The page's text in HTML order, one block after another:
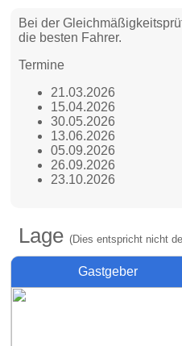
Bei der
die besten Fahrer.
Termine
21.03.2026
15.04.2026
30.05.2026
13.06.2026
05.09.2026
26.09.2026
23.10.2026
Lage(Dies entspricht nicht
Gastgeber